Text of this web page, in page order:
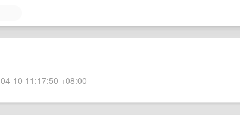
10 11:17:50 +08:00